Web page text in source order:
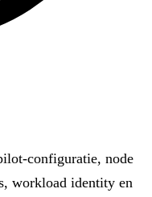
configuratie, node
workload identity en